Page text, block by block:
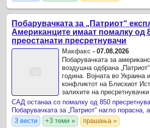
Побарувачката за „Патриот“
Американците имаат помалку од
преостанати пресретнувачи
Макфакс -07.08.2026
Побарувачката за
воздушна одбрана
година. Војната во
конфликтот на Блискиот
залихите на
итно бара дополнителни
секојдневните руски ...
3 вести
+3 теми » прашања »